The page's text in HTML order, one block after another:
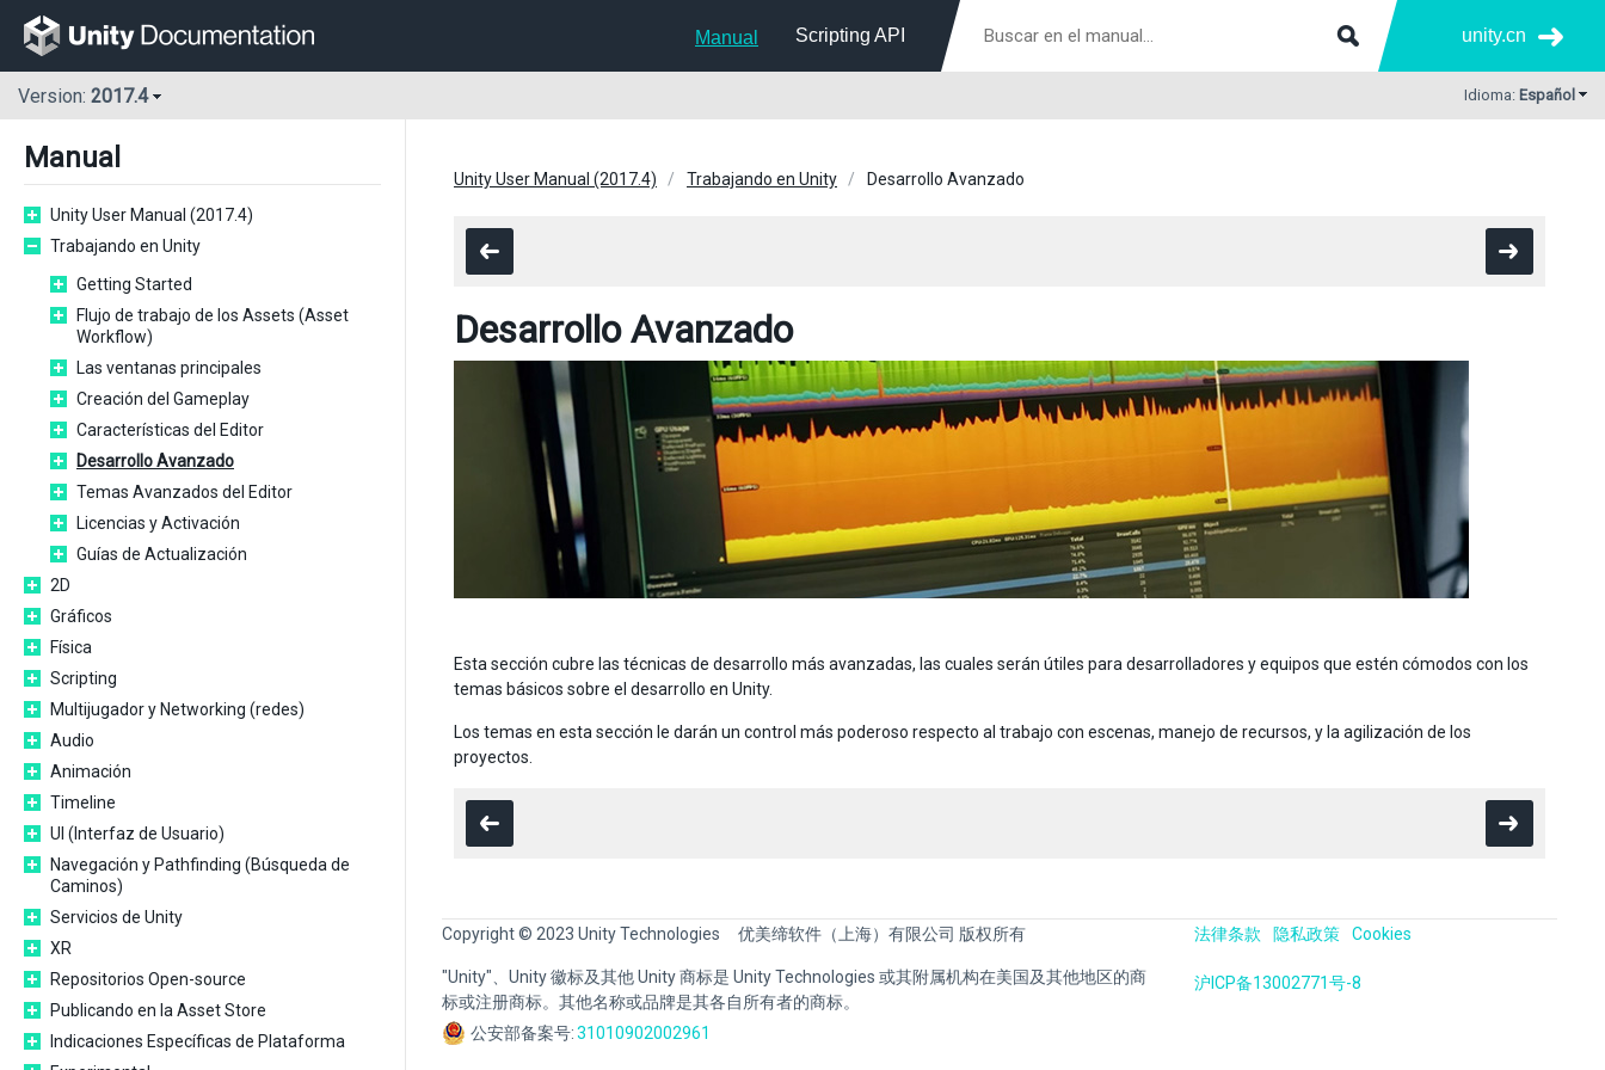
Manual Scripting API unity.cn
Version: 2017.4 Idioma: Español
Manual
Unity User Manual (2017.4)
Trabajando en Unity
Getting Started
Flujo de trabajo de los Assets (Asset
Workflow)
Las ventanas principales
Creación del Gameplay
Características del Editor
Desarrollo Avanzado
Temas Avanzados del Editor
Licencias y Activación
Guías de Actualización
2D
Gráficos
Física
Scripting
Multijugador y Networking (redes)
Audio
Animación
Timeline
UI (Interfaz de Usuario)
Navegación y Pathfinding (Búsqueda de
Caminos)
Servicios de Unity
XR
Repositorios Open-source
Publicando en la Asset Store
Indicaciones Específicas de Plataforma
Unity User Manual (2017.4) Trabajando en Unity Desarrollo Avanzado
Desarrollo Avanzado
Esta sección cubre las técnicas de desarrollo más avanzadas, las cuales serán útiles para desarrolladores y equipos que estén cómodos con los
temas básicos sobre el desarrollo en Unity.
Los temas en esta sección le darán un control más poderoso respecto al trabajo con escenas, manejo de recursos, y la agilización de los
proyectos.
Copyright © 2023 Unity Technologies 优美缔软件（上海）有限公司 版权所有
"Unity"、Unity 徽标及其他 Unity 商标是 Unity Technologies 或其附属机构在美国及其他地区的商
标或注册商标。其他名称或品牌是其各自所有者的商标。
公安部备案号:31010902002961
法律条款 隐私政策 Cookies
沪ICP备13002771号-8